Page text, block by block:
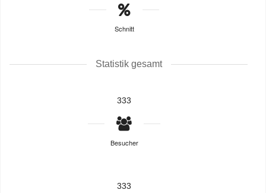
Schnitt
Statistik gesamt
333
Besucher
333